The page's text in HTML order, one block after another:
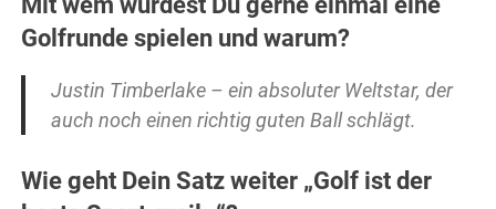
Golfrunde spielen und warum?
Justin Timberlake – ein absoluter Weltstar, der
auch noch einen richtig guten Ball schlägt.
Wie geht Dein Satz weiter „Golf ist der